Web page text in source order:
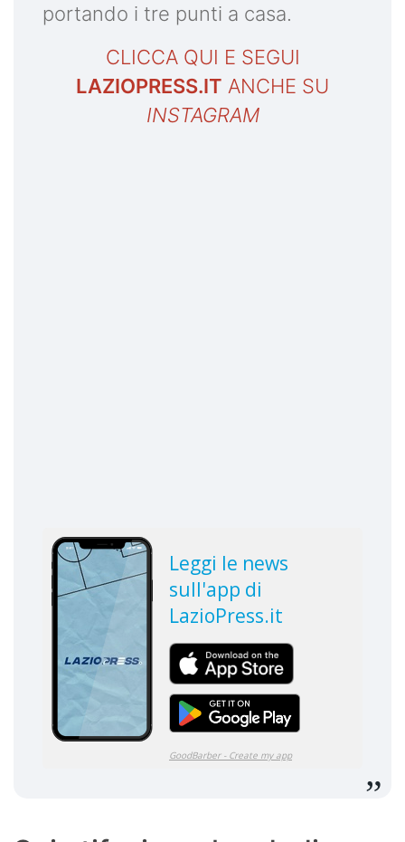
portando i tre punti a casa.
CLICCA QUI E SEGUI
LAZIOPRESS.IT ANCHE SU
INSTAGRAM